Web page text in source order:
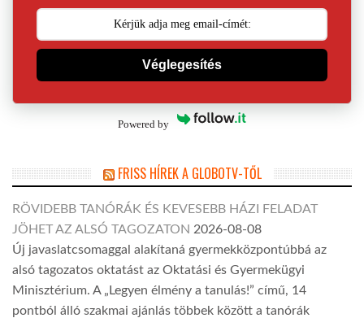
Véglegesítés
Powered by
FRISS HÍREK A GLOBOTV-TŐL
RÖVIDEBB TANÓRÁK ÉS KEVESEBB HÁZI FELADAT
JÖHET AZ ALSÓ TAGOZATON 2026-08-08
Új javaslatcsomaggal alakítaná gyermekközpontúbbá az
alsó tagozatos oktatást az Oktatási és Gyermekügyi
Minisztérium. A „Legyen élmény a tanulás!” című, 14
pontból álló szakmai ajánlás többek között a tanórák